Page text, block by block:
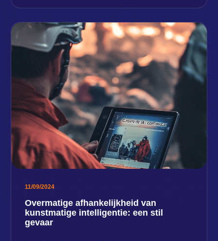
11/09/2024
Overmatige afhankelijkheid van
kunstmatige intelligentie: een stil
gevaar